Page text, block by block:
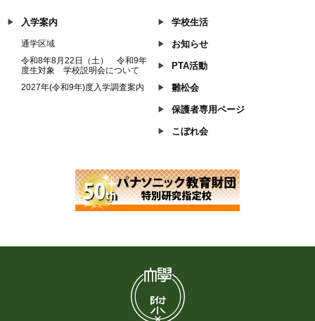
入学案内
通学区域
令和8年8月22日（土） 令和9年
度生対象 学校説明会について
2027年(令和9年)度入学調査案内
学校生活
お知らせ
PTA活動
雛松会
保護者専用ページ
こぼれ会